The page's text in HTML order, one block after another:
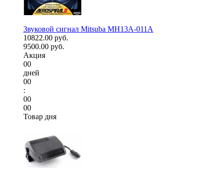
Звуковой сигнал Mitsuba MH13A-011A
10822.00 руб.
9500.00 руб.
Акция
00
дней
00
:
00
00
Товар дня